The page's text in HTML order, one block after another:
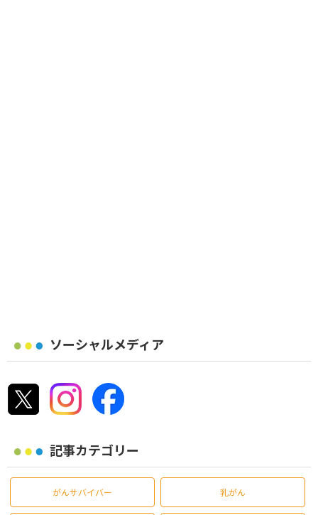
ソーシャルメディア
記事カテゴリー
がんサバイバー 乳がん